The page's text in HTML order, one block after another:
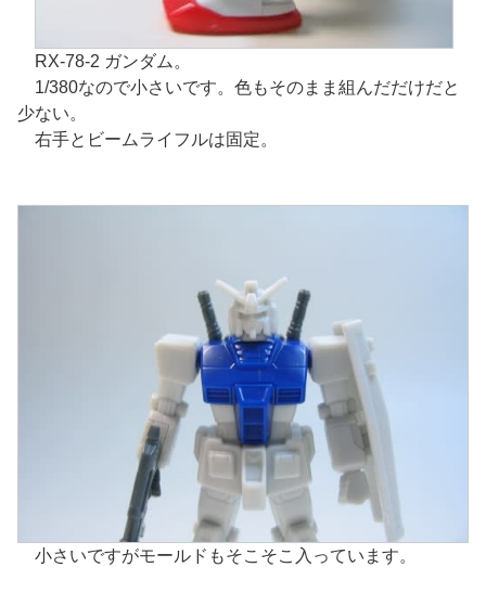
RX-78-2 ガンダム。
1/380なので小さいです。色もそのまま組んだだけだと
少ない。
右手とビームライフルは固定。
小さいですがモールドもそこそこ入っています。